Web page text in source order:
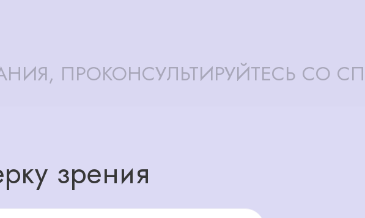
ПРОКОНСУЛЬТИРУЙТЕСЬ СО
зрения